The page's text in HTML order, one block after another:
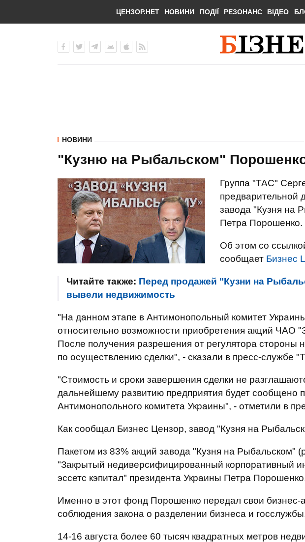
ЦЕНЗОР.НЕТ НОВИНИ ПОДІЇ РЕЗОНАНС ВІДЕО
НОВИНИ
"Кузню на Рыбальском"
Группа "ТАС"
предварительной
завода "Кузня на
Петра Порошенко.
Об этом со
сообщает Бизнес
Читайте также: Перед продажей "Кузни на
вывели недвижимость
"На данном этапе в Антимонопольный комитет
относительно возможности приобретения акций ЧАО
После получения разрешения от регулятора стороны
по осуществлению сделки", - сказали в пресс-службе
"Стоимость и сроки завершения сделки не
дальнейшему развитию предприятия будет сообщено
Антимонопольного комитета Украины", - отметили в
Как сообщал Бизнес Цензор, завод "Кузня на
Пакетом из 83% акций завода "Кузня на Рыбальском"
"Закрытый недиверсифицированный корпоративный
эссетс кэпитал" президента Украины Петра
Именно в этот фонд Порошенко передал свои бизнес-
соблюдения закона о разделении бизнеса и
14-16 августа более 60 тысяч квадратных метров